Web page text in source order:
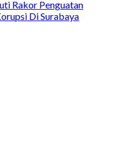
Rakor Penguatan
Di Surabaya